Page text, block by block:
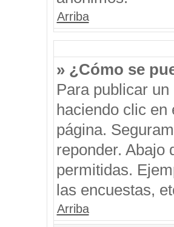
Arriba
» ¿Cómo se
Para publicar
haciendo clic en
página.
reponder. Abajo
permitidas.
las encuestas,
Arriba